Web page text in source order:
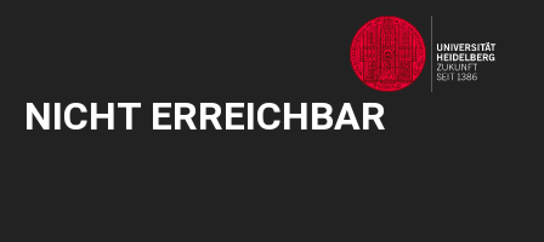
NICHT ERREICHBAR